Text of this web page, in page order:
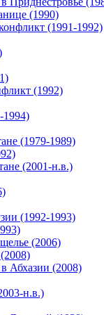
(1990)
(1991-1992)
(1992)
1994)
(1979-1989)
(2001-н.в.)
(1992-1993)
(2006)
Абхазии (2008)
н.в.)